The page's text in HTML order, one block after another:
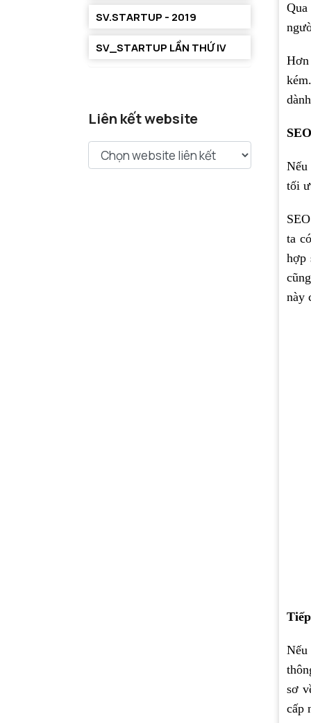
Qua
Nếu
tối
ta
hợp
này
sơ
cấp
SV.STARTUP - 2019
SV_STARTUP LẦN THỨ IV
Liên kết website